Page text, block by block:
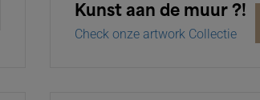
Kunst aan de muur ?!
Check onze artwork Collectie